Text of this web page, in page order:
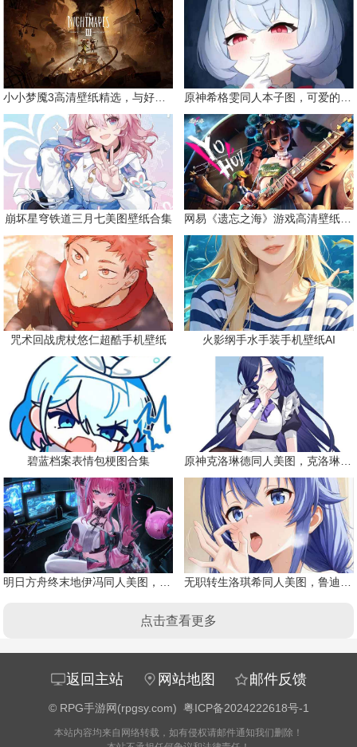
小小梦魇3高清壁纸精选，与好友一同面对恐惧 原神希格雯同人本子图，可爱的双马尾
崩坏星穹铁道三月七美图壁纸合集 网易《遗忘之海》游戏高清壁纸精选
咒术回战虎杖悠仁超酷手机壁纸 火影纲手水手装手机壁纸AI
碧蓝档案表情包梗图合集 原神克洛琳德同人美图，克洛琳德战败会怎样
明日方舟终末地伊冯同人美图，粉毛恶魔伊冯 无职转生洛琪希同人美图，鲁迪的二老婆
点击查看更多
返回主站 网站地图 邮件反馈
© RPG手游网(rpgsy.com) 粤ICP备2024222618号-1
本站内容均来自网络转载，如有侵权请邮件通知我们删除！